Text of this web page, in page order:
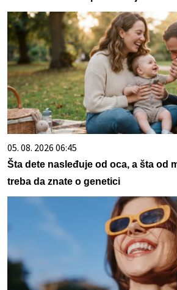
05. 08. 2026 06:45
Šta dete nasleđuje od oca, a šta od
treba da znate o genetici